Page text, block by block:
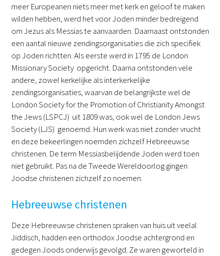
meer Europeanen niets meer met kerk en geloof te maken
wilden hebben, werd het voor Joden minder bedreigend
om Jezus als Messias te aanvaarden. Daarnaast ontstonden
een aantal nieuwe zendingsorganisaties die zich specifiek
op Joden richtten. Als eerste werd in 1795 de London
Missionary Society opgericht. Daarna ontstonden vele
andere, zowel kerkelijke als interkerkelijke
zendingsorganisaties, waarvan de belangrijkste wel de
London Society for the Promotion of Christianity Amongst
the Jews (LSPCJ) uit 1809 was, ook wel de London Jews
Society (LJS) genoemd. Hun werk was niet zonder vrucht
en deze bekeerlingen noemden zichzelf Hebreeuwse
christenen. De term Messiasbelijdende Joden werd toen
niet gebruikt. Pas na de Tweede Wereldoorlog gingen
Joodse christenen zichzelf zo noemen.
Hebreeuwse christenen
Deze Hebreeuwse christenen spraken van huis uit veelal
Jiddisch, hadden een orthodox Joodse achtergrond en
gedegen Joods onderwijs gevolgd. Ze waren geworteld in